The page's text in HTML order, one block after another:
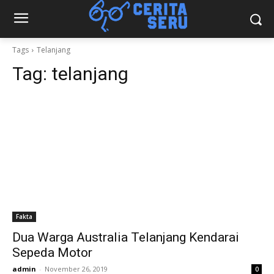
Tags Telanjang
Tag: telanjang
Fakta
Dua Warga Australia Telanjang Kendarai
Sepeda Motor
admin - November 26, 2019 0